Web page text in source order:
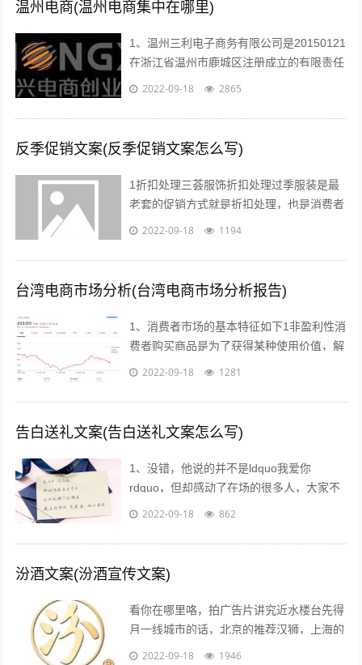
温州电商(温州电商集中在哪里)
1、温州三利电子商务有限公司是20150121
在浙江省温州市鹿城区注册成立的有限责任
公司自然人投资或控股，注册地址位于温州
2022-09-18 2865
反季促销文案(反季促销文案怎么写)
1折扣处理三荟服饰折扣处理过季服装是最
老套的促销方式就是折扣处理，也是消费者
最愿意接受的方式也有很多消费者比较乐意
2022-09-18 1194
台湾电商市场分析(台湾电商市场分析报告)
1、消费者市场的基本特征如下1非盈利性消
费者购买商品是为了获得某种使用价值，解
决自身的生活消费需求，而不是为了盈利去
2022-09-18 1281
告白送礼文案(告白送礼文案怎么写)
1、没错，他说的并不是ldquo我爱你
rdquo，但却感动了在场的很多人，大家不
约而同的为他鼓掌所以我说，真正适合520
2022-09-18 862
汾酒文案(汾酒宣传文案)
看你在哪里咯，拍广告片讲究近水楼台先得
月一线城市的话，北京的推荐汉狮，上海的
赤马，广州的平方影视，深圳的就宝视达了
2022-09-18 1946